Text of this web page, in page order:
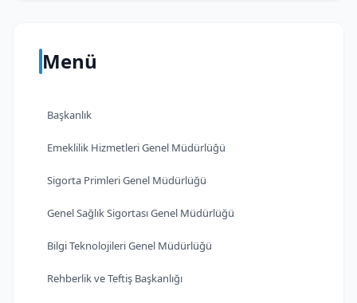
Menü
Başkanlık
Emeklilik Hizmetleri Genel Müdürlüğü
Sigorta Primleri Genel Müdürlüğü
Genel Sağlık Sigortası Genel Müdürlüğü
Bilgi Teknolojileri Genel Müdürlüğü
Rehberlik ve Teftiş Başkanlığı